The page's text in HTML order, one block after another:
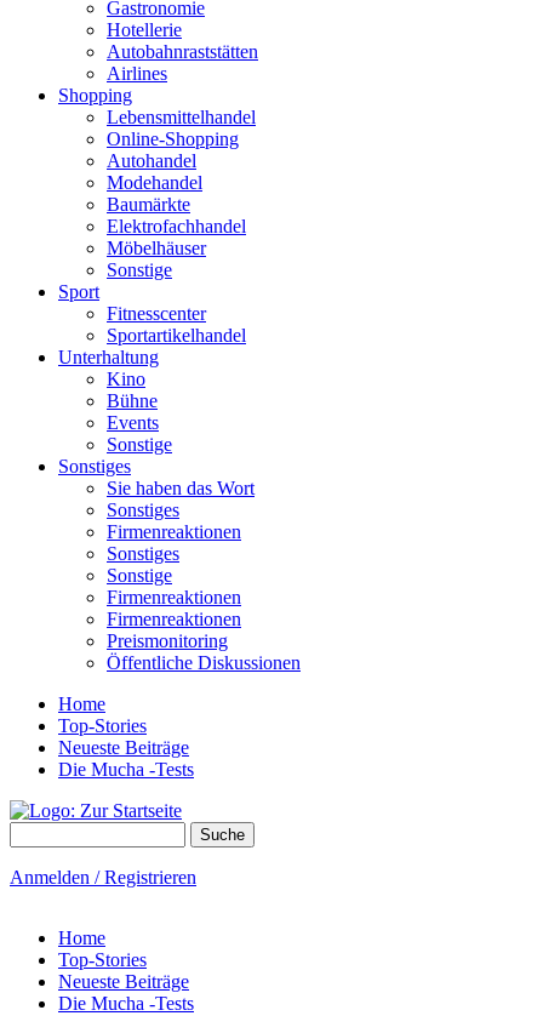
Gastronomie
Hotellerie
Autobahnraststätten
Airlines
Shopping
Lebensmittelhandel
Online-Shopping
Autohandel
Modehandel
Baumärkte
Elektrofachhandel
Möbelhäuser
Sonstige
Sport
Fitnesscenter
Sportartikelhandel
Unterhaltung
Kino
Bühne
Events
Sonstige
Sonstiges
Sie haben das Wort
Sonstiges
Firmenreaktionen
Sonstiges
Sonstige
Firmenreaktionen
Firmenreaktionen
Preismonitoring
Öffentliche Diskussionen
Home
Top-Stories
Neueste Beiträge
Die Mucha -Tests
Anmelden / Registrieren
Home
Top-Stories
Neueste Beiträge
Die Mucha -Tests